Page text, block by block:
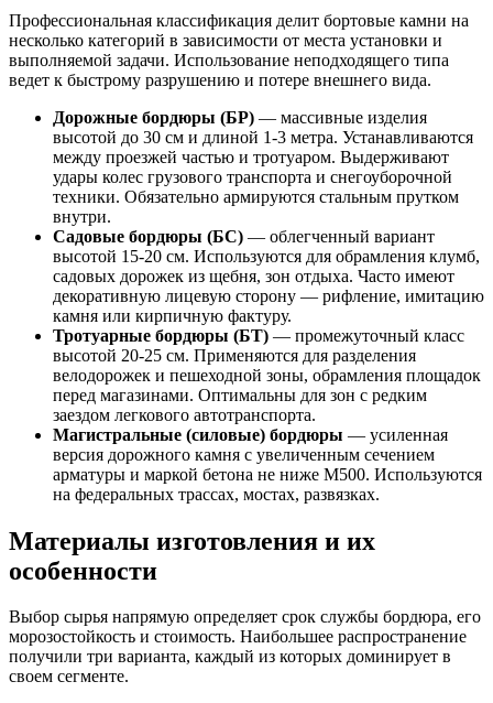
Профессиональная классификация делит бортовые камни на
несколько категорий в зависимости от места установки и
выполняемой задачи. Использование неподходящего типа
ведет к быстрому разрушению и потере внешнего вида.
Дорожные бордюры (БР) — массивные изделия
высотой до 30 см и длиной 1-3 метра. Устанавливаются
между проезжей частью и тротуаром. Выдерживают
удары колес грузового транспорта и снегоуборочной
техники. Обязательно армируются стальным прутком
внутри.
Садовые бордюры (БС) — облегченный вариант
высотой 15-20 см. Используются для обрамления клумб,
садовых дорожек из щебня, зон отдыха. Часто имеют
декоративную лицевую сторону — рифление, имитацию
камня или кирпичную фактуру.
Тротуарные бордюры (БТ) — промежуточный класс
высотой 20-25 см. Применяются для разделения
велодорожек и пешеходной зоны, обрамления площадок
перед магазинами. Оптимальны для зон с редким
заездом легкового автотранспорта.
Магистральные (силовые) бордюры — усиленная
версия дорожного камня с увеличенным сечением
арматуры и маркой бетона не ниже М500. Используются
на федеральных трассах, мостах, развязках.
Материалы изготовления и их
особенности
Выбор сырья напрямую определяет срок службы бордюра, его
морозостойкость и стоимость. Наибольшее распространение
получили три варианта, каждый из которых доминирует в
своем сегменте.